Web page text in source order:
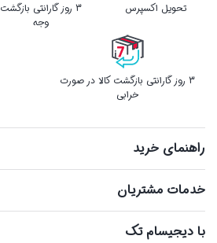
تحویل اکسپرس
3 روز گارانتی بازگشت
وجه
3 روز گارانتی بازگشت کالا در صورت
خرابی
راهنمای خرید
خدمات مشتریان
با دیجیسام تک